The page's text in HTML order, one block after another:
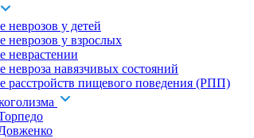
неврозов у детей
неврозов у взрослых
неврастении
невроза навязчивых состояний
расстройств пищевого поведения (РПП)